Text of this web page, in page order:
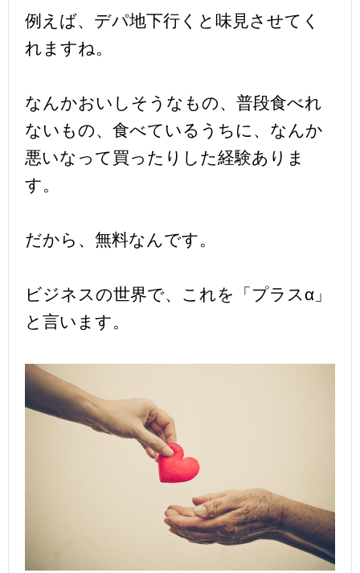
例えば、デパ地下行くと味見させてく
れますね。
なんかおいしそうなもの、普段食べれ
ないもの、食べているうちに、なんか
悪いなって買ったりした経験ありま
す。
だから、無料なんです。
ビジネスの世界で、これを「プラスα」
と言います。